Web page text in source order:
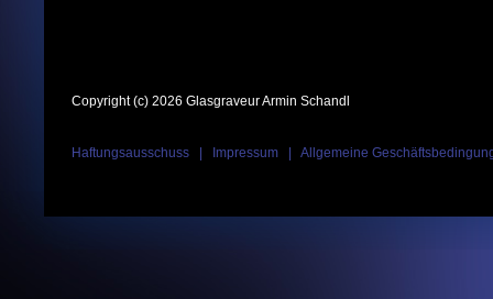
Copyright (c) 2026 Glasgraveur Armin Schandl
Haftungsausschuss Impressum Allgemeine